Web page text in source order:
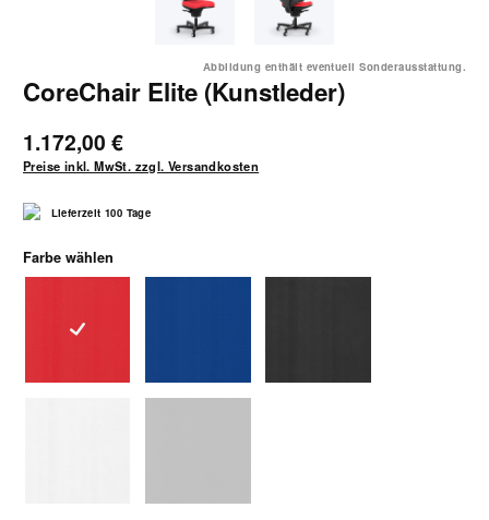
Abbildung enthält eventuell Sonderausstattung.
CoreChair Elite (Kunstleder)
1.172,00 €
Preise inkl. MwSt. zzgl. Versandkosten
Lieferzeit 100 Tage
Farbe wählen
3243rot